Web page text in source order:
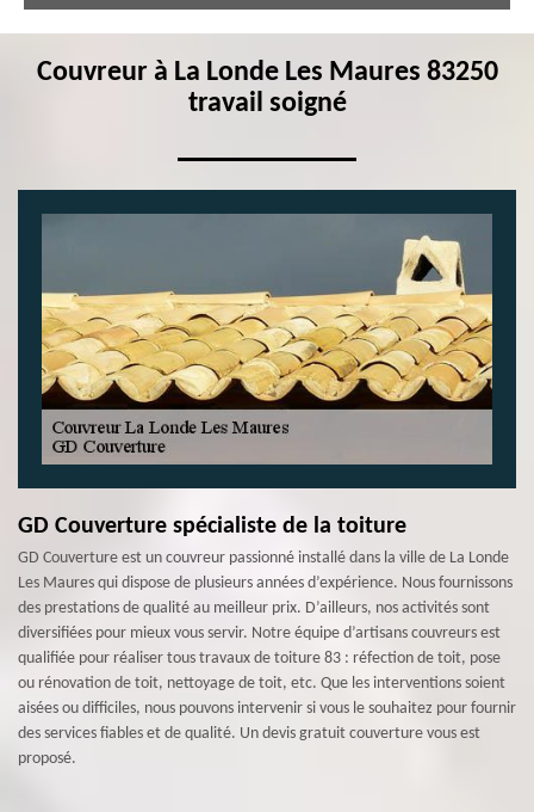
Couvreur à La Londe Les Maures 83250
travail soigné
GD Couverture spécialiste de la toiture
GD Couverture est un couvreur passionné installé dans la ville de La Londe
Les Maures qui dispose de plusieurs années d’expérience. Nous fournissons
des prestations de qualité au meilleur prix. D’ailleurs, nos activités sont
diversifiées pour mieux vous servir. Notre équipe d’artisans couvreurs est
qualifiée pour réaliser tous travaux de toiture 83 : réfection de toit, pose
ou rénovation de toit, nettoyage de toit, etc. Que les interventions soient
aisées ou difficiles, nous pouvons intervenir si vous le souhaitez pour fournir
des services fiables et de qualité. Un devis gratuit couverture vous est
proposé.